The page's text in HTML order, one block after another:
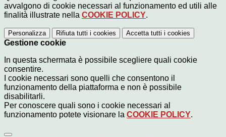
avvalgono di cookie necessari al funzionamento ed utili alle
finalità illustrate nella COOKIE POLICY.
Personalizza Rifiuta tutti i cookies Accetta tutti i cookies
Gestione cookie
In questa schermata è possibile scegliere quali cookie
consentire.
I cookie necessari sono quelli che consentono il
funzionamento della piattaforma e non è possibile
disabilitarli.
Per conoscere quali sono i cookie necessari al
funzionamento potete visionare la COOKIE POLICY.